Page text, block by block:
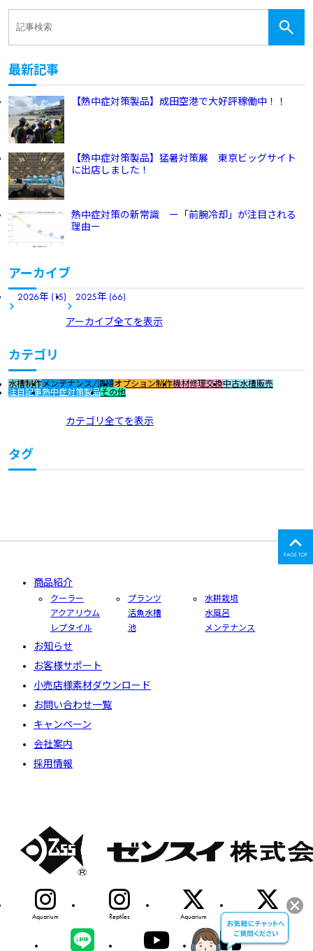
最新記事
【熱中症対策製品】成田空港で大好評稼働中！！
【熱中症対策製品】猛暑対策展 東京ビッグサイト
に出店しました！
熱中症対策の新常識 ー「前腕冷却」が注目される
理由ー
アーカイブ
2026年 (15) 2025年 (66)
アーカイブ全てを表示
カテゴリ
水槽制作 メンテナンス/清掃オプション制作機材修理交換中古水槽販売
注目記事熱中症対策製品その他
カテゴリ全てを表示
タグ
PAGE TOP
商品紹介
クーラー
アクアリウム
レプタイル
プランツ
活魚水槽
池
水耕栽培
水風呂
メンテナンス
お知らせ
お客様サポート
小売店様素材ダウンロード
お問い合わせ一覧
キャンペーン
会社案内
採用情報
Aquarium Reptiles Aquarium